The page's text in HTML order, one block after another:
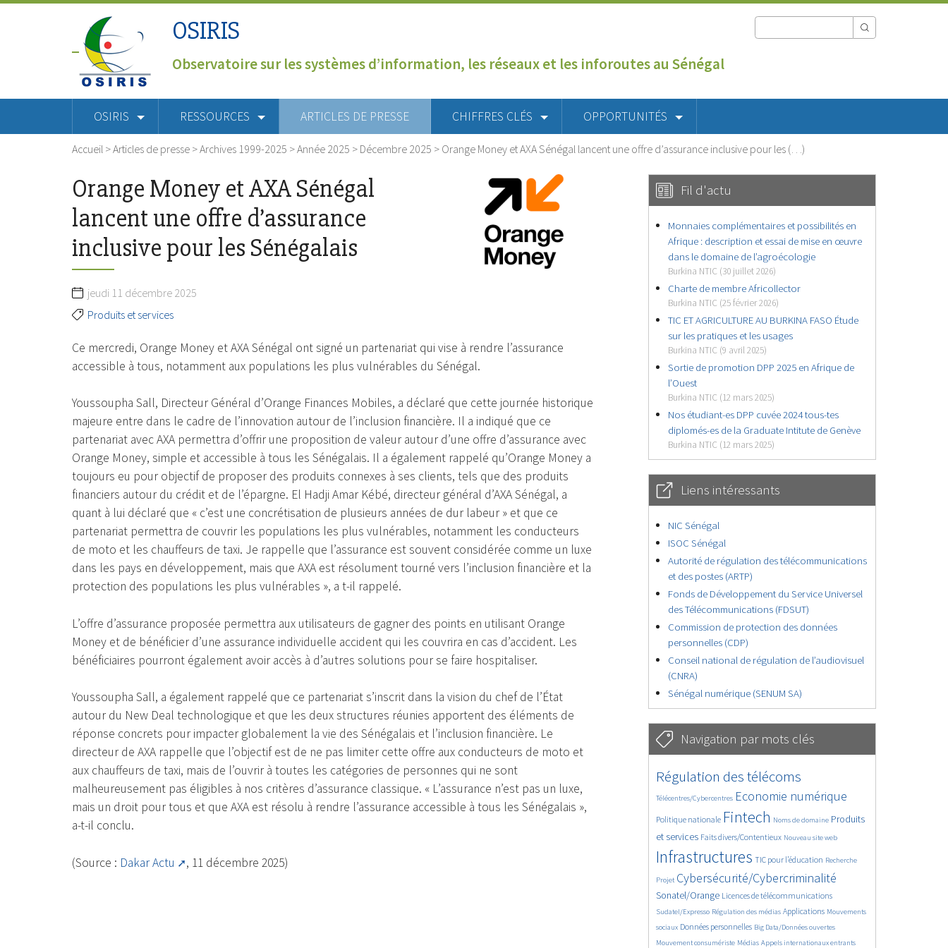
OSIRIS
Observatoire sur les systèmes d’information, les réseaux et les inforoutes au Sénégal
OSIRIS RESSOURCES ARTICLES DE PRESSE CHIFFRES CLÉS OPPORTUNITÉS
Accueil >Articles de presse >Archives 1999-2025 >Année 2025 > Décembre 2025 > Orange Money et AXA Sénégal lancent une offre d’assurance inclusive pour les (…)
Orange Money et AXA Sénégal
lancent une offre d’assurance
inclusive pour les Sénégalais
jeudi 11 décembre 2025
Produits et services
Ce mercredi, Orange Money et AXA Sénégal ont signé un partenariat qui vise à rendre l’assurance
accessible à tous, notamment aux populations les plus vulnérables du Sénégal.
Youssoupha Sall, Directeur Général d’Orange Finances Mobiles, a déclaré que cette journée historique
majeure entre dans le cadre de l’innovation autour de l’inclusion financière. Il a indiqué que ce
partenariat avec AXA permettra d’offrir une proposition de valeur autour d’une offre d’assurance avec
Orange Money, simple et accessible à tous les Sénégalais. Il a également rappelé qu’Orange Money a
toujours eu pour objectif de proposer des produits connexes à ses clients, tels que des produits
financiers autour du crédit et de l’épargne. El Hadji Amar Kébé, directeur général d’AXA Sénégal, a
quant à lui déclaré que « c’est une concrétisation de plusieurs années de dur labeur » et que ce
partenariat permettra de couvrir les populations les plus vulnérables, notamment les conducteurs
de moto et les chauffeurs de taxi. Je rappelle que l’assurance est souvent considérée comme un luxe
dans les pays en développement, mais que AXA est résolument tourné vers l’inclusion financière et la
protection des populations les plus vulnérables », a t-il rappelé.
L’offre d’assurance proposée permettra aux utilisateurs de gagner des points en utilisant Orange
Money et de bénéficier d’une assurance individuelle accident qui les couvrira en cas d’accident. Les
bénéficiaires pourront également avoir accès à d’autres solutions pour se faire hospitaliser.
Youssoupha Sall, a également rappelé que ce partenariat s’inscrit dans la vision du chef de l’État
autour du New Deal technologique et que les deux structures réunies apportent des éléments de
réponse concrets pour impacter globalement la vie des Sénégalais et l’inclusion financière. Le
directeur de AXA rappelle que l’objectif est de ne pas limiter cette offre aux conducteurs de moto et
aux chauffeurs de taxi, mais de l’ouvrir à toutes les catégories de personnes qui ne sont
malheureusement pas éligibles à nos critères d’assurance classique. « L’assurance n’est pas un luxe,
mais un droit pour tous et que AXA est résolu à rendre l’assurance accessible à tous les Sénégalais »,
a-t-il conclu.
(Source : Dakar Actu , 11 décembre 2025)
Fil d'actu
Monnaies complémentaires et possibilités en
Afrique : description et essai de mise en œuvre
dans le domaine de l’agroécologie
Burkina NTIC (30 juillet 2026)
Charte de membre Africollector
Burkina NTIC (25 février 2026)
TIC ET AGRICULTURE AU BURKINA FASO Étude
sur les pratiques et les usages
Burkina NTIC (9 avril 2025)
Sortie de promotion DPP 2025 en Afrique de
l’Ouest
Burkina NTIC (12 mars 2025)
Nos étudiant-es DPP cuvée 2024 tous-tes
diplomés-es de la Graduate Intitute de Genève
Burkina NTIC (12 mars 2025)
Liens intéressants
NIC Sénégal
ISOC Sénégal
Autorité de régulation des télécommunications
et des postes (ARTP)
Fonds de Développement du Service Universel
des Télécommunications (FDSUT)
Commission de protection des données
personnelles (CDP)
Conseil national de régulation de l’audiovisuel
(CNRA)
Sénégal numérique (SENUM SA)
Navigation par mots clés
4636/5649
Régulation des télécoms
363/5649
Télécentres/Cybercentres
3716/5649 Economie numérique
1858/5649
Politique nationale
5177/5649 Fintech
676/5649
Noms de domaine
2377/5649
Produits
et services
1577/5649 Faits divers/Contentieux
843/5649 Nouveau site web
5649/5649
Infrastructures
1836/5649
TIC pour l’éducation
200/5649
Recherche
251/5649
Projet
3571/5649Cybersécurité/Cybercriminalité
2312/5649
Sonatel/Orange
1626/5649 Licences de télécommunications
292/5649
Sudatel/Expresso
1021/5649 Régulation des médias
1509/5649 Applications
1196/5649
Mouvements
sociaux
1667/5649Données personnelles
145/5649 Big Data/Données ouvertes
627/5649
Mouvement consumériste
369/5649 Médias
718/5649 Appels internationaux entrants
1740/5649